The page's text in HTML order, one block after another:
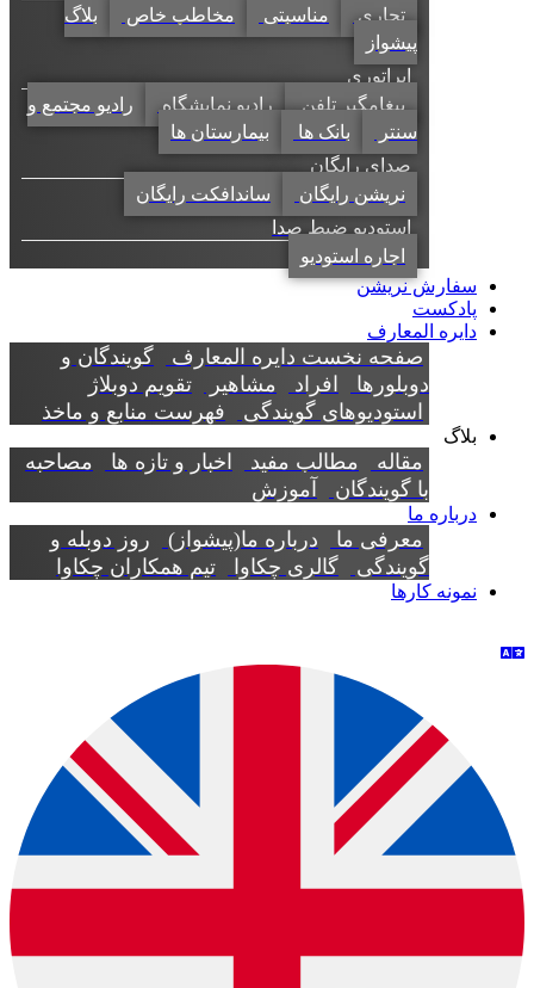
تجاری
مناسبتی مخاطب خاص
بلاگ
پیشواز
اپراتوری
پیغامگیر تلفن
رادیو نمایشگاه
رادیو مجتمع و
سنتر
بانک ها
بیمارستان ها
صدای رایگان
نریشن رایگان
ساندافکت رایگان
استودیو ضبط صدا
اجاره استودیو
سفارش نریشن
پادکست
دایره المعارف
صفحه نخست دایره المعارف گویندگان و
دوبلورها
افراد مشاهیر تقویم دوبلاژ
استودیوهای گویندگی فهرست منابع و ماخذ
بلاگ
مقاله مطالب مفید اخبار و تازه ها
مصاحبه
با گویندگان آموزش
درباره ما
معرفی ما درباره ما(پیشواز)
روز دوبله و
گویندگی گالری چکاوا تیم همکاران چکاوا
نمونه کارها